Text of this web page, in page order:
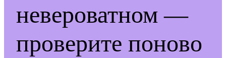
невероватном —
проверите поново